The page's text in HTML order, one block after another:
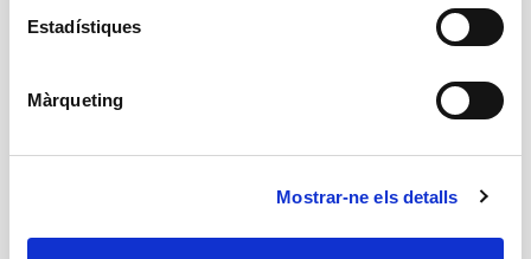
Estadístiques
Màrqueting
Mostrar-ne els detalls
PROSTITUCIÓN
Andrés Lima i Albert Boronat
02/12/2021 al 23/12/2021